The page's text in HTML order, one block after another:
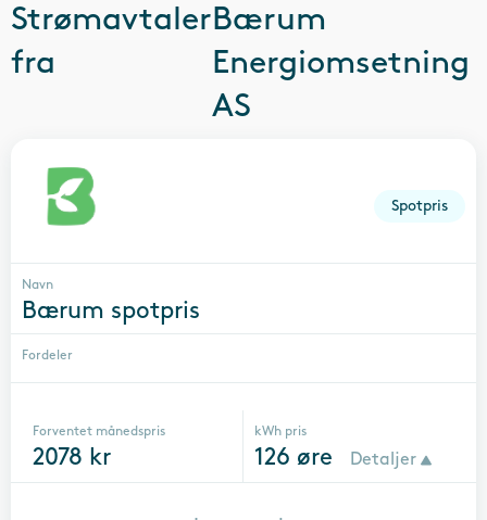
Strømavtaler
fra
Bærum
Energiomsetning
AS
Spotpris
Navn
Bærum spotpris
Fordeler
Forventet månedspris
2078 kr
kWh pris
126 øre Detaljer